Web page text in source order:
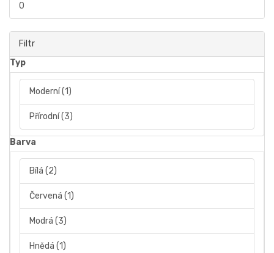
0
Filtr
Typ
Moderní(1)
Přírodní(3)
Barva
Bílá (2)
Červená (1)
Modrá (3)
Hnědá (1)